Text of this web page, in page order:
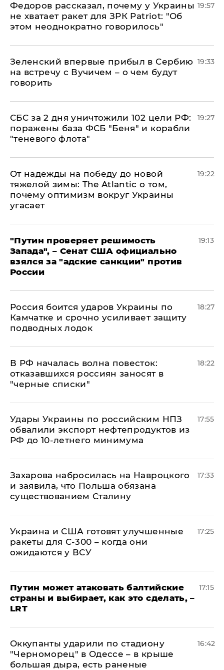
Федоров рассказал, почему у Украины
не хватает ракет для ЗРК Patriot: "Об
этом неоднократно говорилось"
19:57
Зеленский впервые прибыл в Сербию
на встречу с Вучичем – о чем будут
говорить
19:33
СБС за 2 дня уничтожили 102 цели РФ:
поражены база ФСБ "Беня" и корабли
"теневого флота"
19:27
От надежды на победу до новой
тяжелой зимы: The Atlantic о том,
почему оптимизм вокруг Украины
угасает
19:22
"Путин проверяет решимость
Запада", – Сенат США официально
взялся за "адские санкции" против
России
19:13
Россия боится ударов Украины по
Камчатке и срочно усиливает защиту
подводных лодок
18:27
​В РФ началась волна повесток:
отказавшихся россиян заносят в
"черные списки"
18:22
Удары Украины по российским НПЗ
обвалили экспорт нефтепродуктов из
РФ до 10-летнего минимума
17:55
​Захарова набросилась на Навроцкого
и заявила, что Польша обязана
существованием Сталину
17:33
Украина и США готовят улучшенные
ракеты для С-300 – когда они
ожидаются у ВСУ
17:25
Путин может атаковать балтийские
страны и выбирает, как это сделать, –
LRT
17:15
Оккупанты ударили по стадиону
"Черноморец" в Одессе – в крыше
большая дыра, есть раненые
16:42